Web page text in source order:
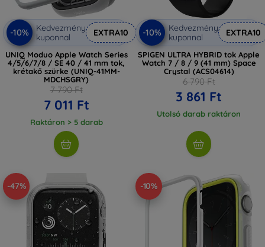
-10%
Kedvezmény
kuponnal
EXTRA10
UNIQ Moduo Apple Watch Series
4/5/6/7/8 / SE 40 / 41 mm tok,
krétakő szürke (UNIQ-41MM-
MDCHSGRY)
7 790 Ft
7 011 Ft
Raktáron > 5 darab
-10%
Kedvezmény
kuponnal
EXTRA10
SPIGEN ULTRA HYBRID tok Apple
Watch 7 / 8 / 9 (41 mm) Space
Crystal (ACS04614)
6 790 Ft
3 861 Ft
Utolsó darab raktáron
-47% -10%